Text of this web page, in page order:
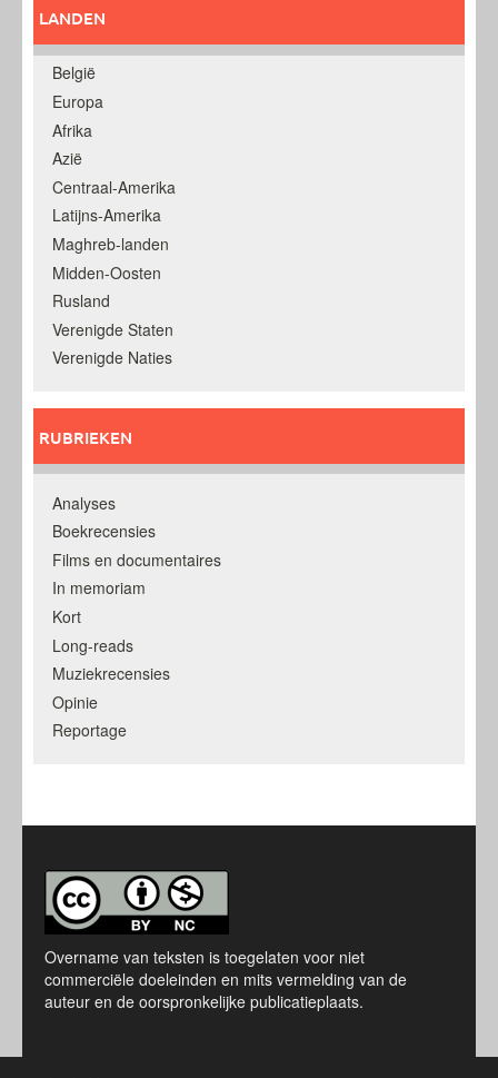
LANDEN
België
Europa
Afrika
Azië
Centraal-Amerika
Latijns-Amerika
Maghreb-landen
Midden-Oosten
Rusland
Verenigde Staten
Verenigde Naties
RUBRIEKEN
Analyses
Boekrecensies
Films en documentaires
In memoriam
Kort
Long-reads
Muziekrecensies
Opinie
Reportage
Overname van teksten is toegelaten voor niet
commerciële doeleinden en mits vermelding van de
auteur en de oorspronkelijke publicatieplaats.